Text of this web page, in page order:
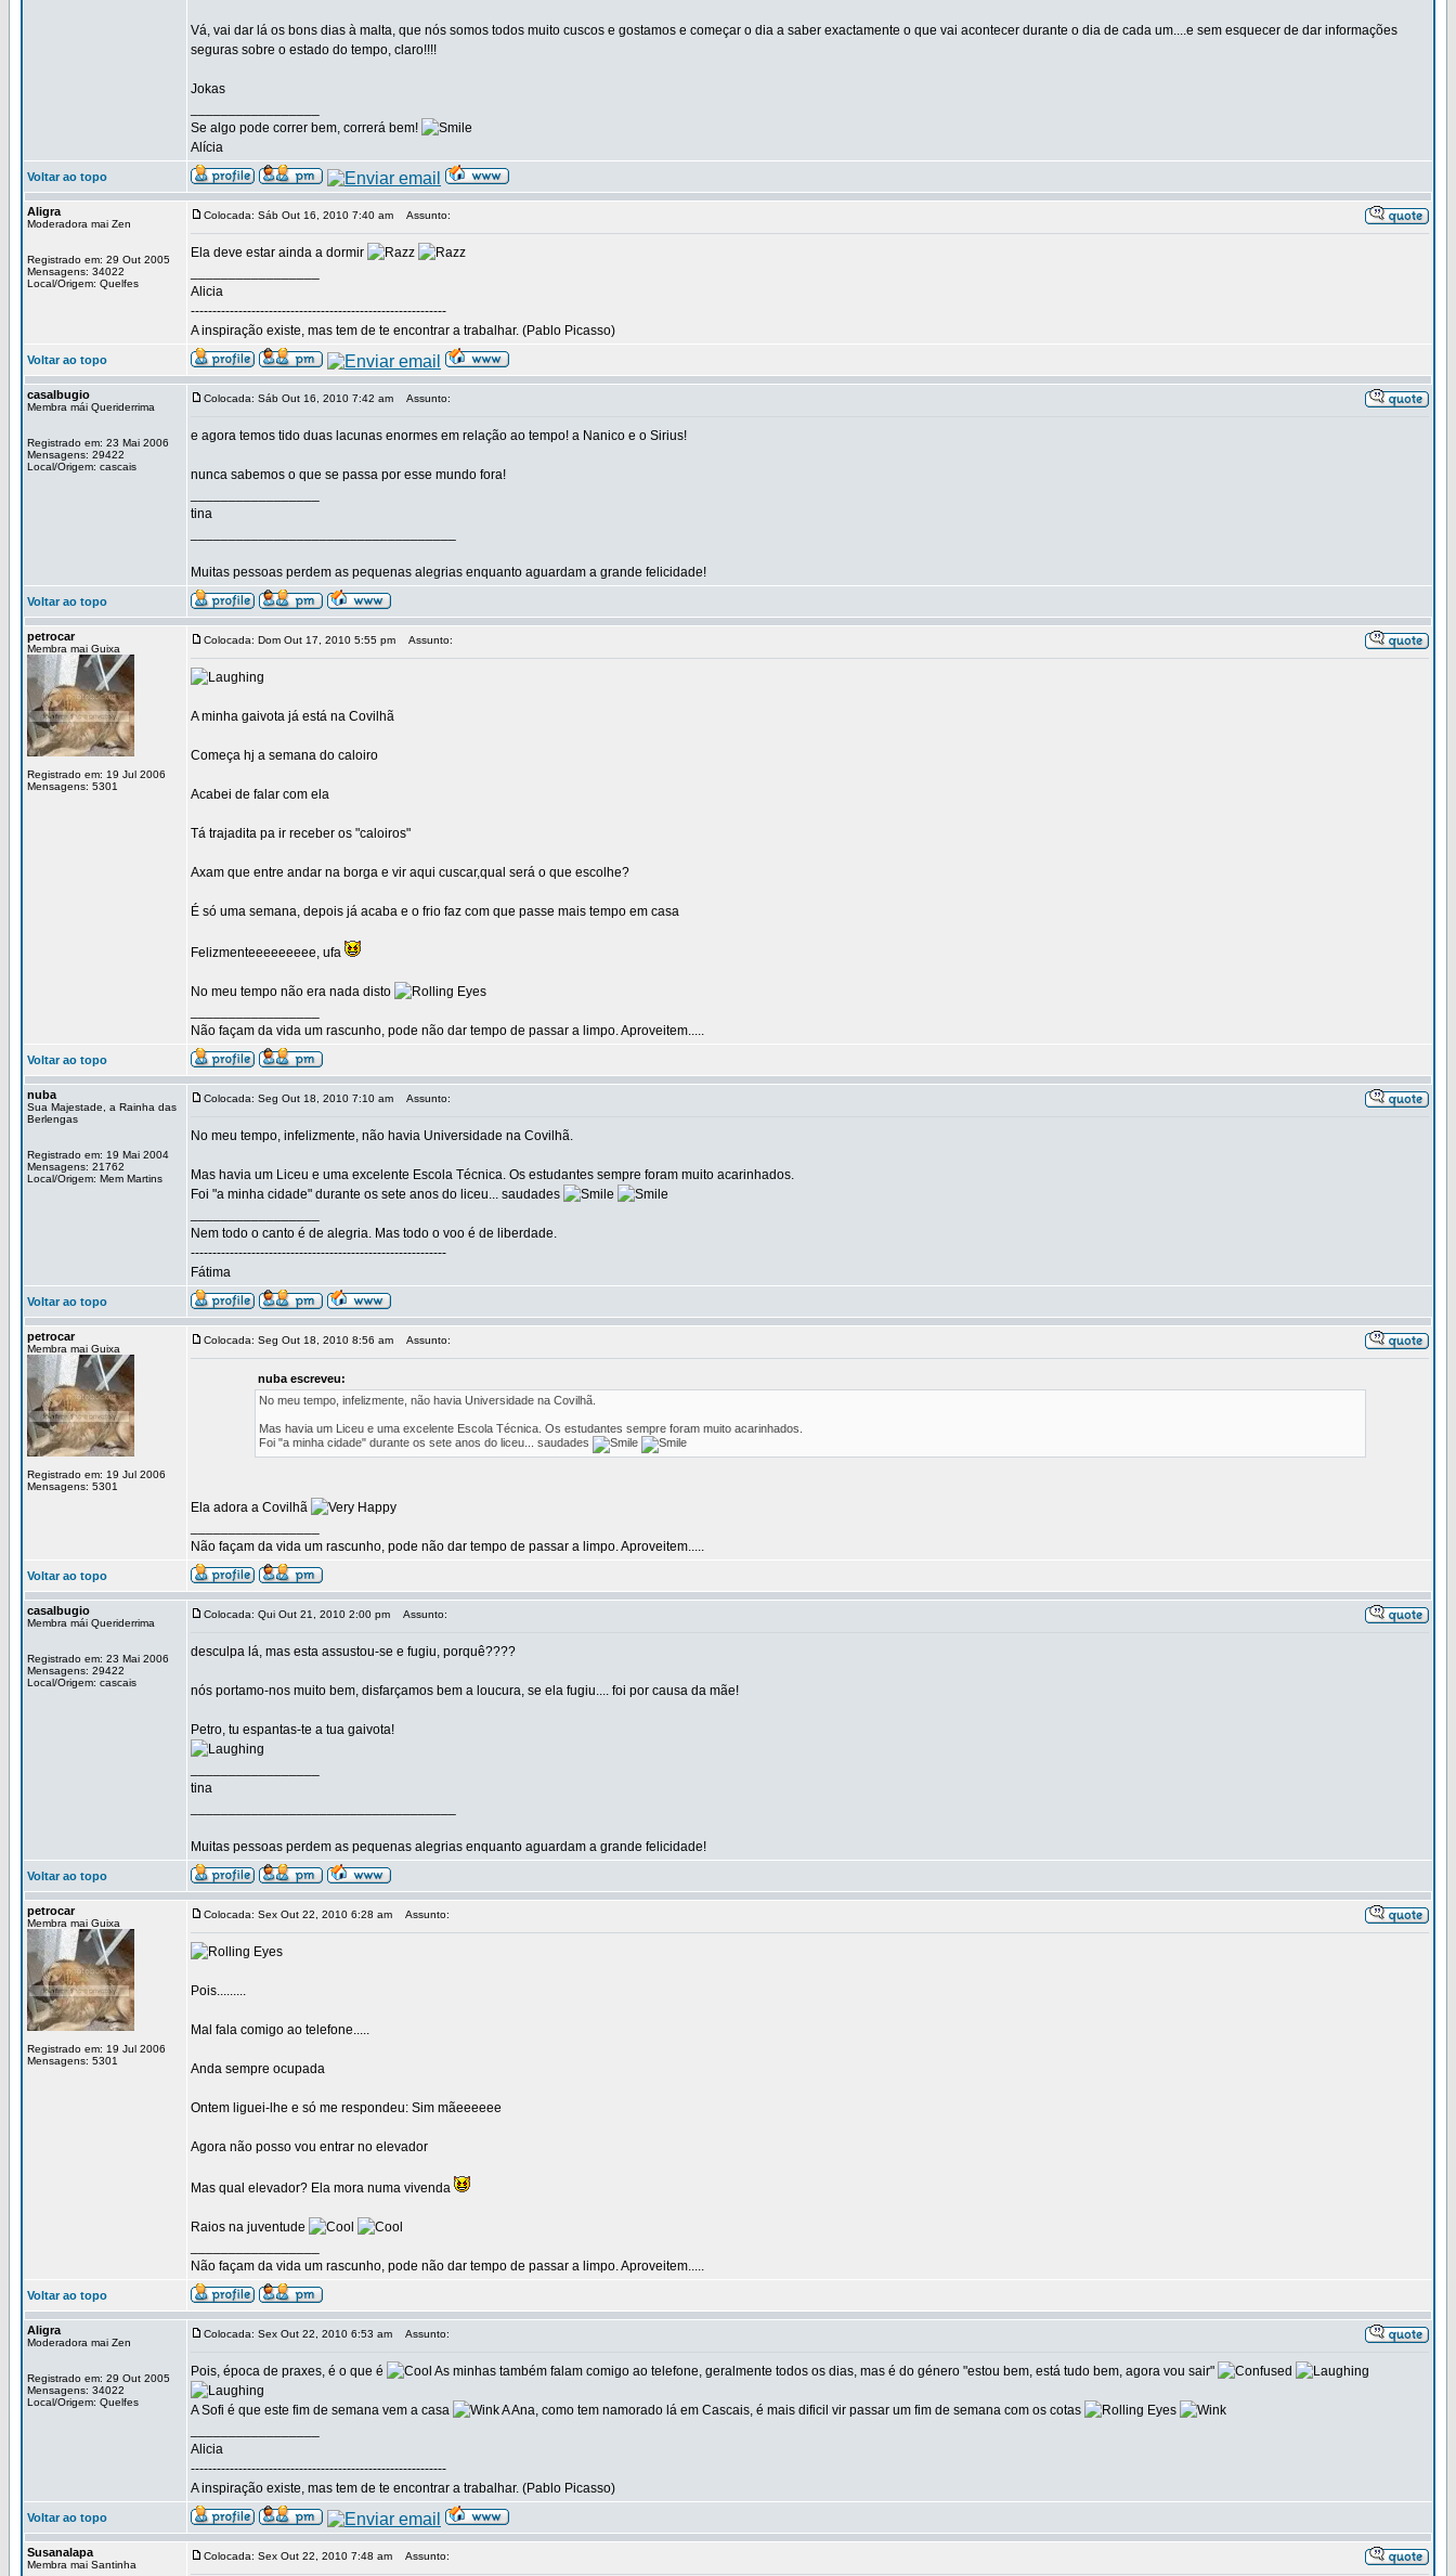
Vá, vai dar lá os bons dias à malta, que nós somos todos muito cuscos e gostamos e começar o dia a saber exactamente o que vai acontecer durante o dia de cada um....e sem esquecer de dar informações
seguras sobre o estado do tempo, claro!!!!
Jokas
Se algo pode correr bem, correrá bem!
Alícia
Voltar ao topo
Aligra
Moderadora mai Zen
Registrado em: 29 Out 2005
Mensagens: 34022
Local/Origem: Quelfes
Colocada: Sáb Out 16, 2010 7:40 am Assunto:
Ela deve estar ainda a dormir
Alicia
-----------------------------------------------------------
A inspiração existe, mas tem de te encontrar a trabalhar. (Pablo Picasso)
Voltar ao topo
casalbugio
Membra mái Queriderrima
Registrado em: 23 Mai 2006
Mensagens: 29422
Local/Origem: cascais
Colocada: Sáb Out 16, 2010 7:42 am Assunto:
e agora temos tido duas lacunas enormes em relação ao tempo! a Nanico e o Sirius!
nunca sabemos o que se passa por esse mundo fora!
tina
Muitas pessoas perdem as pequenas alegrias enquanto aguardam a grande felicidade!
Voltar ao topo
petrocar
Membra mai Guixa
Registrado em: 19 Jul 2006
Mensagens: 5301
Colocada: Dom Out 17, 2010 5:55 pm Assunto:
A minha gaivota já está na Covilhã
Começa hj a semana do caloiro
Acabei de falar com ela
Tá trajadita pa ir receber os "caloiros"
Axam que entre andar na borga e vir aqui cuscar,qual será o que escolhe?
É só uma semana, depois já acaba e o frio faz com que passe mais tempo em casa
Felizmenteeeeeeeee, ufa
No meu tempo não era nada disto
Não façam da vida um rascunho, pode não dar tempo de passar a limpo. Aproveitem.....
Voltar ao topo
nuba
Sua Majestade, a Rainha das
Berlengas
Registrado em: 19 Mai 2004
Mensagens: 21762
Local/Origem: Mem Martins
Colocada: Seg Out 18, 2010 7:10 am Assunto:
No meu tempo, infelizmente, não havia Universidade na Covilhã.
Mas havia um Liceu e uma excelente Escola Técnica. Os estudantes sempre foram muito acarinhados.
Foi "a minha cidade" durante os sete anos do liceu... saudades
Nem todo o canto é de alegria. Mas todo o voo é de liberdade.
-----------------------------------------------------------
Fátima
Voltar ao topo
petrocar
Membra mai Guixa
Registrado em: 19 Jul 2006
Mensagens: 5301
Colocada: Seg Out 18, 2010 8:56 am Assunto:
nuba escreveu:
No meu tempo, infelizmente, não havia Universidade na Covilhã.
Mas havia um Liceu e uma excelente Escola Técnica. Os estudantes sempre foram muito acarinhados.
Foi "a minha cidade" durante os sete anos do liceu... saudades
Ela adora a Covilhã
Não façam da vida um rascunho, pode não dar tempo de passar a limpo. Aproveitem.....
Voltar ao topo
casalbugio
Membra mái Queriderrima
Registrado em: 23 Mai 2006
Mensagens: 29422
Local/Origem: cascais
Colocada: Qui Out 21, 2010 2:00 pm Assunto:
desculpa lá, mas esta assustou-se e fugiu, porquê????
nós portamo-nos muito bem, disfarçamos bem a loucura, se ela fugiu.... foi por causa da mãe!
Petro, tu espantas-te a tua gaivota!
tina
Muitas pessoas perdem as pequenas alegrias enquanto aguardam a grande felicidade!
Voltar ao topo
petrocar
Membra mai Guixa
Registrado em: 19 Jul 2006
Mensagens: 5301
Colocada: Sex Out 22, 2010 6:28 am Assunto:
Pois.........
Mal fala comigo ao telefone.....
Anda sempre ocupada
Ontem liguei-lhe e só me respondeu: Sim mãeeeeee
Agora não posso vou entrar no elevador
Mas qual elevador? Ela mora numa vivenda
Raios na juventude
Não façam da vida um rascunho, pode não dar tempo de passar a limpo. Aproveitem.....
Voltar ao topo
Aligra
Moderadora mai Zen
Registrado em: 29 Out 2005
Mensagens: 34022
Local/Origem: Quelfes
Colocada: Sex Out 22, 2010 6:53 am Assunto:
Pois, época de praxes, é o que é As minhas também falam comigo ao telefone, geralmente todos os dias, mas é do género "estou bem, está tudo bem, agora vou sair"
A Sofi é que este fim de semana vem a casa
A Ana, como tem namorado lá em Cascais, é mais dificil vir passar um fim de semana com os cotas
Alicia
-----------------------------------------------------------
A inspiração existe, mas tem de te encontrar a trabalhar. (Pablo Picasso)
Voltar ao topo
Susanalapa
Membra mai Santinha
Colocada: Sex Out 22, 2010 7:48 am Assunto: